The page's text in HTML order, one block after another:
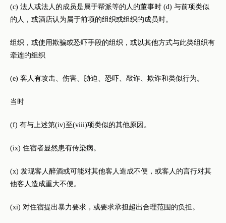
(c) 法人或法人的成员是属于帮派等的人的董事时 (d) 与前项类似
的人，或酒店认为属于前项的组织或组织的成员时。
组织，或使用欺骗或恐吓手段的组织，或以其他方式与此类组织有
牵连的组织
(e) 客人有攻击、伤害、胁迫、恐吓、敲诈、欺诈和类似行为。
当时
(f) 有与上述第(iv)至(viii)项类似的其他原因。
(ix) 住宿者显然患有传染病。
(x) 发现客人醉酒或可能对其他客人造成不便，或客人的言行对其
他客人造成重大不便。
(xi) 对住宿提出暴力要求，或要求承担超出合理范围的负担。